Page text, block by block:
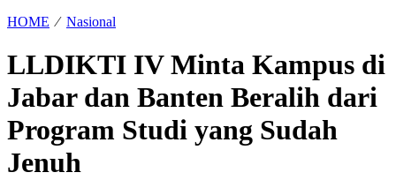
HOME ⁄ Nasional
LLDIKTI IV Minta Kampus di
Jabar dan Banten Beralih dari
Program Studi yang Sudah
Jenuh